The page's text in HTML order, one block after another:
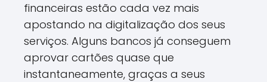
financeiras estão cada vez mais
apostando na digitalização dos seus
serviços. Alguns bancos já conseguem
aprovar cartões quase que
instantaneamente, graças a seus